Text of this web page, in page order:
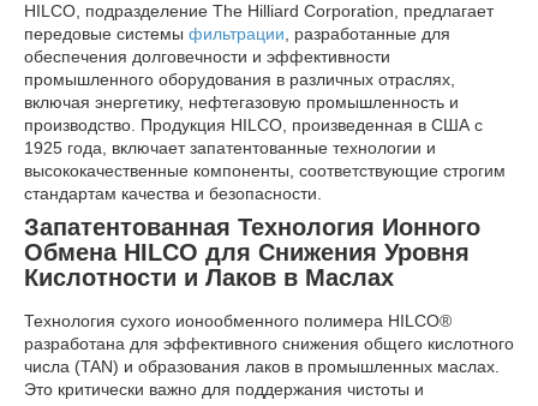
HILCO, подразделение The Hilliard Corporation, предлагает
передовые системы фильтрации , разработанные для
обеспечения долговечности и эффективности
промышленного оборудования в различных отраслях,
включая энергетику, нефтегазовую промышленность и
производство. Продукция HILCO, произведенная в США с
1925 года, включает запатентованные технологии и
высококачественные компоненты, соответствующие строгим
стандартам качества и безопасности.
Запатентованная Технология Ионного
Обмена HILCO для Снижения Уровня
Кислотности и Лаков в Маслах
Технология сухого ионообменного полимера HILCO®
разработана для эффективного снижения общего кислотного
числа (TAN) и образования лаков в промышленных маслах.
Это критически важно для поддержания чистоты и